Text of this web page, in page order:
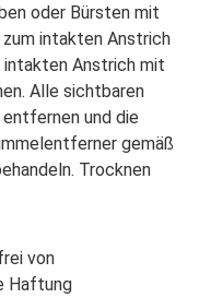
oder Bürsten mit
intakten Anstrich
intakten Anstrich mit
Alle sichtbaren
und die
gemäß
Trocknen
von
Haftung